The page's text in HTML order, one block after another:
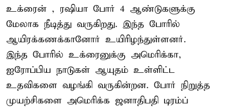
உக்ரைன் , ரஷியா போர் 4 ஆண்டுகளுக்கு
மேலாக நீடித்து வருகிறது. இந்த போரில்
ஆயிரக்கணக்கானோர் உயிரிழந்துள்ளனர்.
இந்த போரில் உக்ரைனுக்கு அமெரிக்கா,
ஐரோப்பிய நாடுகள் ஆயுதம் உள்ளிட்ட
உதவிகளை வழங்கி வருகின்றன. போர் நிறுத்த
முயற்சிகளை அமெரிக்க ஜனாதிபதி டிரம்ப்